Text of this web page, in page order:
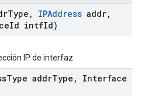
Type , IPAddress addr,
Id intfId)
IP de interfaz
Type addrType ,
Interface